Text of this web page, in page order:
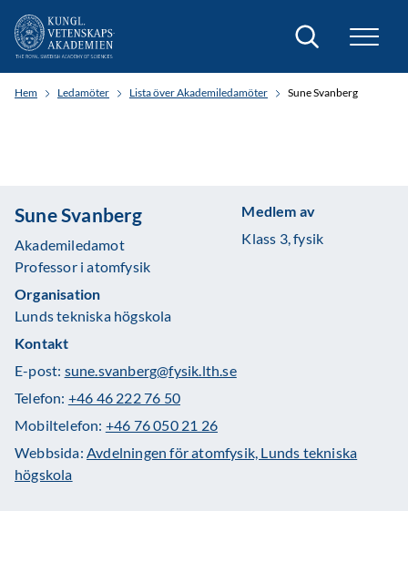
Sök
Hem Ledamöter Lista över Akademiledamöter Sune Svanberg
Sune Svanberg
Akademiledamot
Professor i atomfysik
Organisation
Lunds tekniska högskola
Medlem av
Klass 3, fysik
Kontakt
E-post: sune.svanberg@fysik.lth.se
Telefon: +46 46 222 76 50
Mobiltelefon: +46 76 050 21 26
Webbsida: Avdelningen för atomfysik, Lunds tekniska
högskola